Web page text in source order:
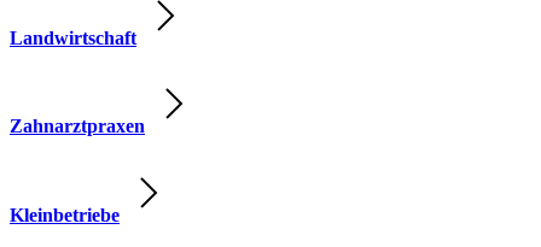
Landwirtschaft
Zahnarztpraxen
Kleinbetriebe